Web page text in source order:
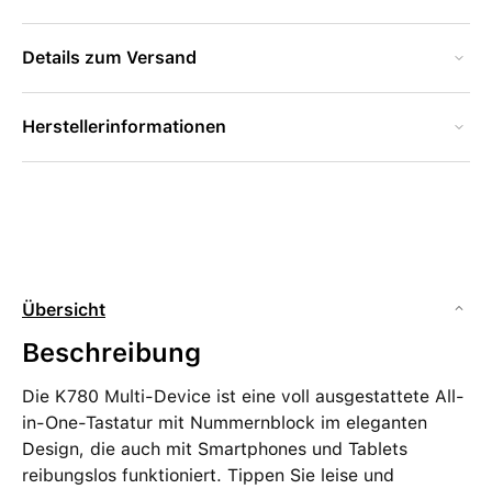
Details zum Versand
Herstellerinformationen
Übersicht
Beschreibung
Die K780 Multi-Device ist eine voll ausgestattete All-
in-One-Tastatur mit Nummernblock im eleganten
Design, die auch mit Smartphones und Tablets
reibungslos funktioniert. Tippen Sie leise und